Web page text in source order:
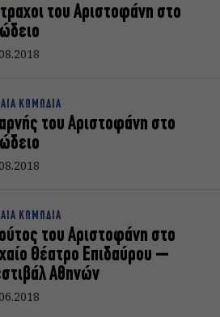
του Αριστοφάνη στο
ΚΩΜΩΔΙΑ
του Αριστοφάνη στο
ΚΩΜΩΔΙΑ
του Αριστοφάνη στο
Θέατρο Επιδαύρου –
Αθηνών